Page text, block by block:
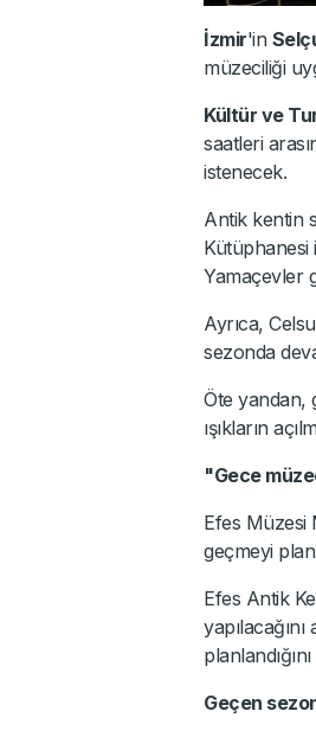
İzmir'in
müzeciliği
Kültür ve
saatleri
istenecek.
Antik kentin
Kütüphanesi
Yamaçevler
Ayrıca,
sezonda
Öte yandan,
ışıkların
"Gece
Efes Müzesi
geçmeyi
Efes Antik
Geçen